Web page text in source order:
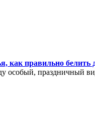
как правильно белить
особый, праздничный